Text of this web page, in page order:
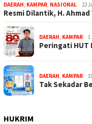
DAERAH, KAMPAR, NASIONAL 23
Resmi Dilantik, H.
DAERAH, KAMPAR 1
Peringati
DAERAH, KAMPAR
Tak Sekadar
HUKRIM